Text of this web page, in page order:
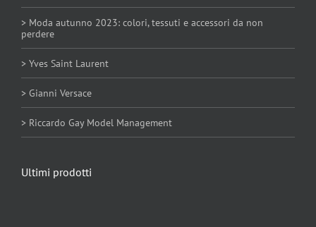
> Moda autunno 2023: colori, tessuti e accessori da non
perdere
> Yves Saint Laurent
> Gianni Versace
> Riccardo Gay Model Management
Ultimi prodotti